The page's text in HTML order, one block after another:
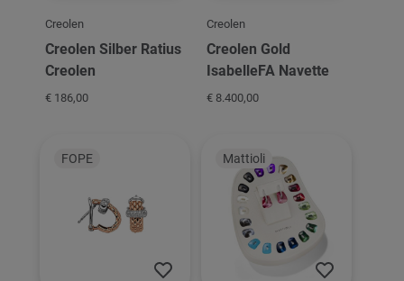
Creolen
Creolen Silber Ratius
Creolen
€ 186,00
Creolen
Creolen Gold
IsabelleFA Navette
€ 8.400,00
FOPE Mattioli